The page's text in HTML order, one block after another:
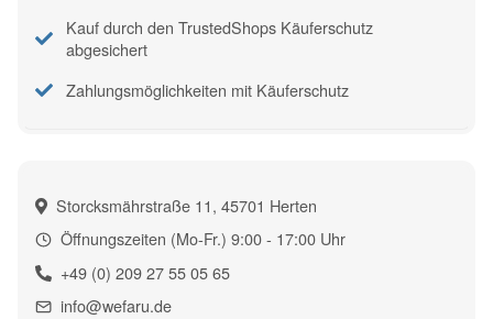
Storcksmährstraße 11, 45701 Herten
Öffnungszeiten (Mo-Fr.) 9:00 - 17:00 Uhr
+49 (0) 209 27 55 05 65
info@wefaru.de
Kauf durch den TrustedShops Käuferschutz
abgesichert
Zahlungsmöglichkeiten mit Käuferschutz